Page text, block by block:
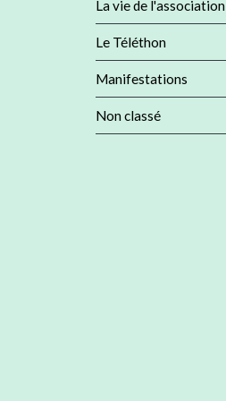
La vie de l'association
Le Téléthon
Manifestations
Non classé